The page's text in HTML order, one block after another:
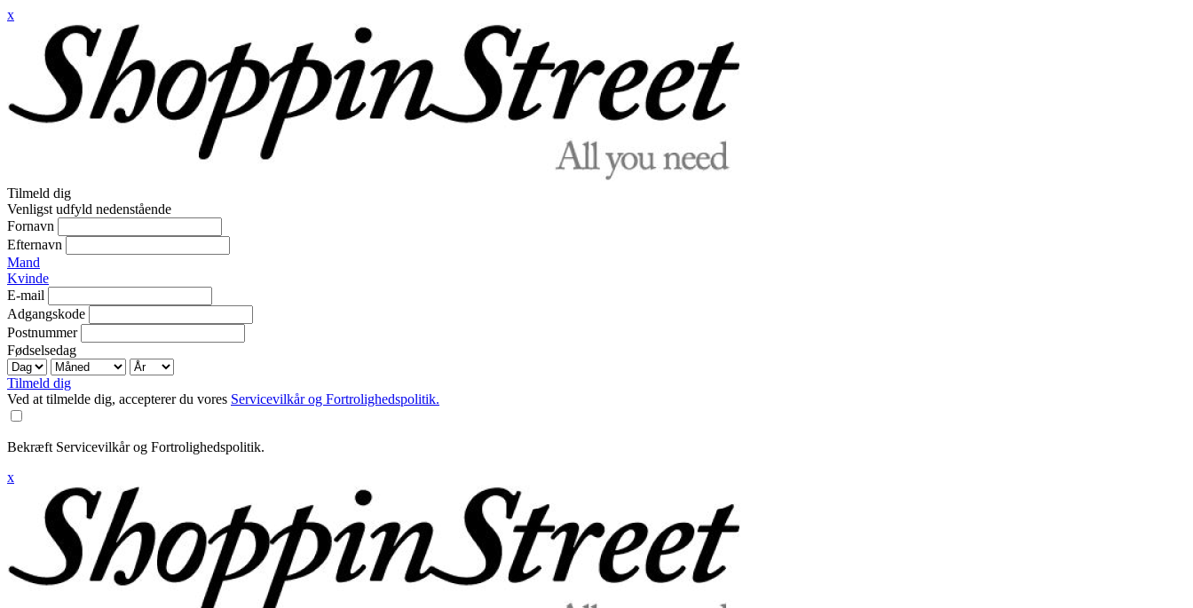
x
Tilmeld dig
Venligst udfyld nedenstående
Fornavn
Efternavn
Mand
Kvinde
E-mail
Adgangskode
Postnummer
Fødselsedag
Tilmeld dig
Ved at tilmelde dig, accepterer du vores Servicevilkår og Fortrolighedspolitik.
Bekræft Servicevilkår og Fortrolighedspolitik.
x